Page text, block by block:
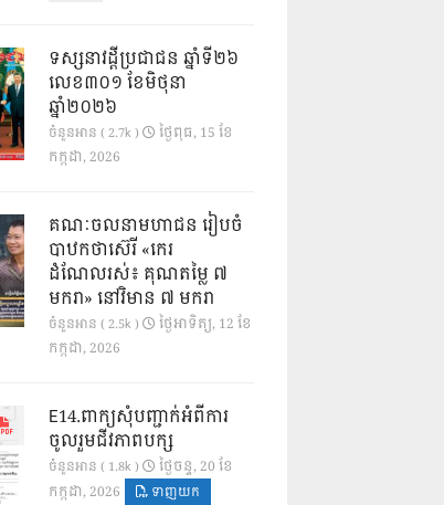
ទស្សនាវដ្ដីប្រជាជន ឆ្នាំទី២៦
លេខ៣០១ ខែមិថុនា
ឆ្នាំ២០២៦
ចំនួនអាន ( 2.7k )
ថ្ងៃ​ពុធ, 15 ខែ​
កក្កដា, 2026
គណៈចលនាមហាជន រៀបចំ
បាឋកថាស៊េរី «កេរ
ដំណែលរស់៖ គុណតម្លៃ ៧
មករា» នៅវិមាន ៧ មករា
ចំនួនអាន ( 2.5k )
ថ្ងៃ​អាទិត្យ, 12 ខែ​
កក្កដា, 2026
E14.ពាក្យសុំបញ្ជាក់អំពីការ
ចូលរួមជីវភាពបក្ស
ចំនួនអាន ( 1.8k )
ថ្ងៃ​ចន្ទ, 20 ខែ​
កក្កដា, 2026
ទាញយក